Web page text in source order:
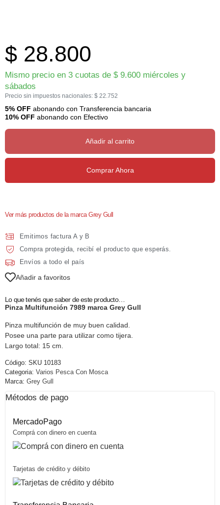
$ 28.800
Mismo precio en 3 cuotas de $9.600 miércoles y
sábados
Precio sin impuestos nacionales: $ 22.752
5% OFF abonando con Transferencia bancaria
10% OFF abonando con Efectivo
Añadir al carrito
Comprar Ahora
Ver más productos de la marca Grey Gull
Emitimos factura A y B
Compra protegida, recibí el producto que esperás.
Envíos a todo el país
Añadir a favoritos
Lo que tenés que saber de este producto…
Pinza Multifunción 7989 marca Grey Gull
Pinza multifunción de muy buen calidad.
Posee una parte para utilizar como tijera.
Largo total: 15 cm.
Código: SKU 10183
Categoria: Varios Pesca Con Mosca
Marca: Grey Gull
Métodos de pago
MercadoPago
Comprá con dinero en cuenta
Tarjetas de crédito y débito